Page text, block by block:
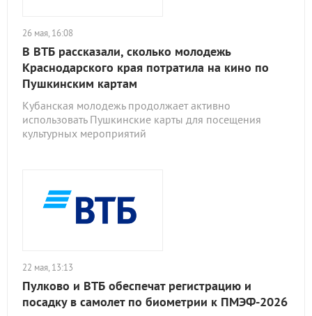
26 мая, 16:08
В ВТБ рассказали, сколько молодежь
Краснодарского края потратила на кино по
Пушкинским картам
Кубанская молодежь продолжает активно
использовать Пушкинские карты для посещения
культурных мероприятий
22 мая, 13:13
Пулково и ВТБ обеспечат регистрацию и
посадку в самолет по биометрии к ПМЭФ-2026